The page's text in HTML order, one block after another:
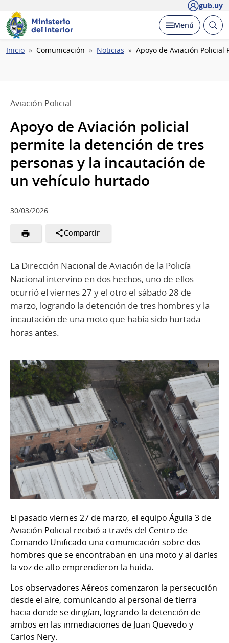
gub.uy
Ministerio
del Interior
Desplegar
Menú Abrir
Ruta
Inicio Comunicación Noticias Apoyo de Aviación Policial
Aviación Policial
Apoyo de Aviación policial
permite la detención de tres
personas y la incautación de
un vehículo hurtado
30/03/2026
Compartir
La Dirección Nacional de Aviación de la Policía
Nacional intervino en dos hechos, uno de ellos
ocurrió el viernes 27 y el otro el sábado 28 de
marzo, logrando la detención de tres hombres y la
incautación de una moto que había sido hurtada
horas antes.
El pasado viernes 27 de marzo, el equipo Águila 3 de
Aviación Policial recibió a través del Centro de
Comando Unificado una comunicación sobre dos
hombres que se encontraban en una moto y al darles
la voz de alto emprendieron la huida.
Los observadores Aéreos comenzaron la persecución
desde el aire, comunicando al personal de tierra
hacia donde se dirigían, logrando la detención de
ambos en las inmediaciones de Juan Quevedo y
Carlos Nery.